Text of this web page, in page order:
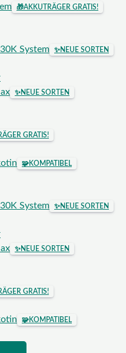
🎁AKKUTRÄGER GRATIS!
System
✨NEUE SORTEN
✨NEUE SORTEN
GRATIS!
🧩KOMPATIBEL
System
✨NEUE SORTEN
✨NEUE SORTEN
GRATIS!
🧩KOMPATIBEL